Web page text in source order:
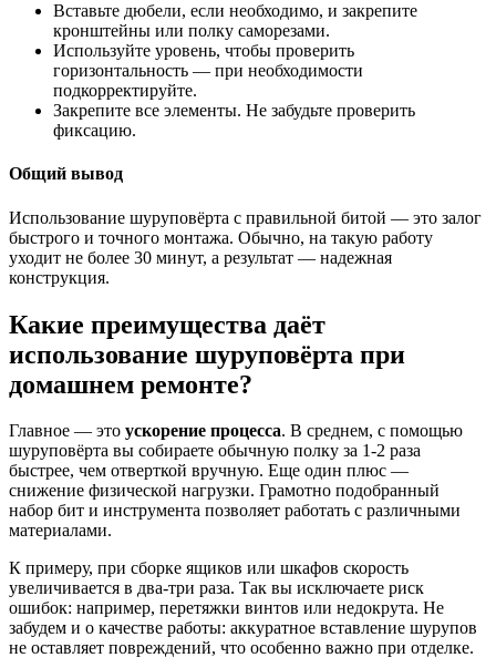
Вставьте дюбели, если необходимо, и закрепите
кронштейны или полку саморезами.
Используйте уровень, чтобы проверить
горизонтальность — при необходимости
подкорректируйте.
Закрепите все элементы. Не забудьте проверить
фиксацию.
Общий вывод
Использование шуруповёрта с правильной битой — это залог
быстрого и точного монтажа. Обычно, на такую работу
уходит не более 30 минут, а результат — надежная
конструкция.
Какие преимущества даёт
использование шуруповёрта при
домашнем ремонте?
Главное — это ускорение процесса. В среднем, с помощью
шуруповёрта вы собираете обычную полку за 1-2 раза
быстрее, чем отверткой вручную. Еще один плюс —
снижение физической нагрузки. Грамотно подобранный
набор бит и инструмента позволяет работать с различными
материалами.
К примеру, при сборке ящиков или шкафов скорость
увеличивается в два-три раза. Так вы исключаете риск
ошибок: например, перетяжки винтов или недокрута. Не
забудем и о качестве работы: аккуратное вставление шурупов
не оставляет повреждений, что особенно важно при отделке.